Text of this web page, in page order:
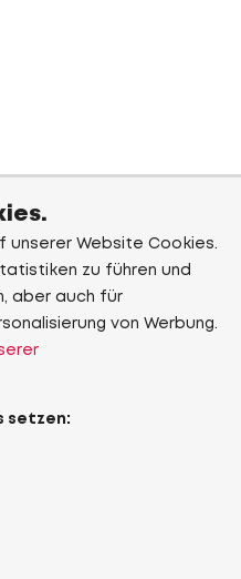
unserer Website Cookies.
zu führen und
aber auch für
von Werbung.
setzen: